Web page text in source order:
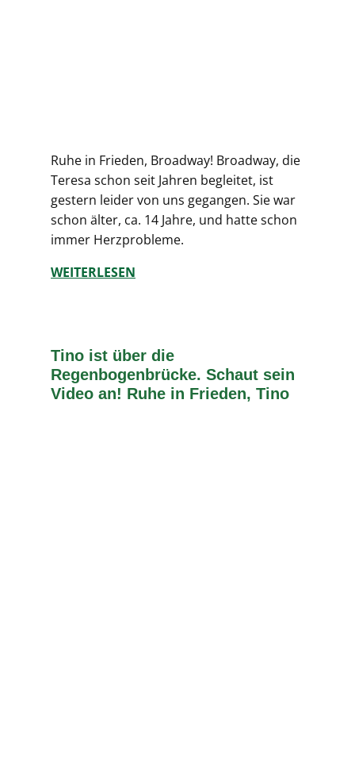
Ruhe in Frieden, Broadway! Broadway, die
Teresa schon seit Jahren begleitet, ist
gestern leider von uns gegangen. Sie war
schon älter, ca. 14 Jahre, und hatte schon
immer Herzprobleme.
WEITERLESEN
Tino ist über die
Regenbogenbrücke. Schaut sein
Video an! Ruhe in Frieden, Tino